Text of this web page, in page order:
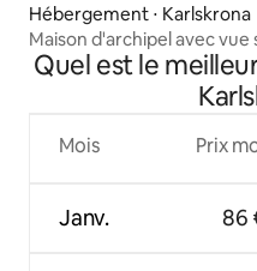
Hébergement ⋅ Karlskrona
Maison d'archipel avec vue
Quel est le
Mois
Janv.
Prix
86